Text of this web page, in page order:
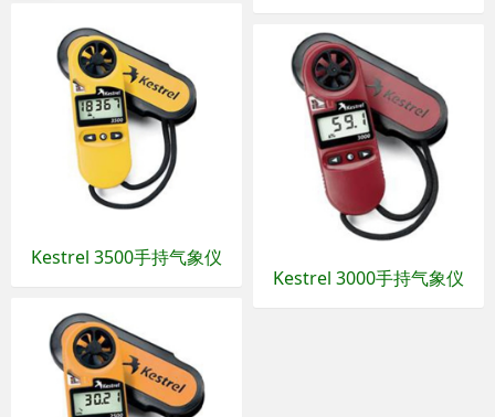
Kestrel 3500手持气象仪
Kestrel 3000手持气象仪